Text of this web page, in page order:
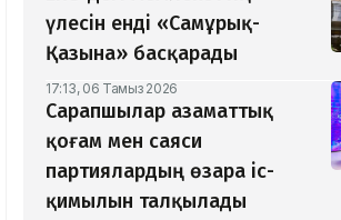
үлесін енді «Самұрық-
Қазына» басқарады
17:13, 06 Тамыз 2026
Сарапшылар азаматтық
қоғам мен саяси
партиялардың өзара іс-
қимылын талқылады